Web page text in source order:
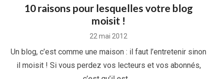
10 raisons pour lesquelles votre blog
moisit !
Posted
22 mai 2012
Un blog, c’est comme une maison : il faut l’entretenir sinon
il moisit ! Si vous perdez vos lecteurs et vos abonnés,